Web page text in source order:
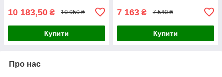
10 183,50 ₴ 10 950 ₴
Купити
7 163 ₴ 7 540 ₴
Купити
Про нас